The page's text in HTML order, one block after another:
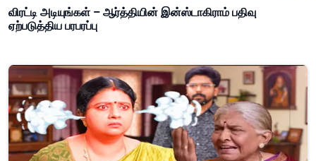
விரட்டி அடியுங்கள் – ஆர்த்தியின் இன்ஸ்டாகிராம் பதிவு
ஏற்படுத்திய பரபரப்பு